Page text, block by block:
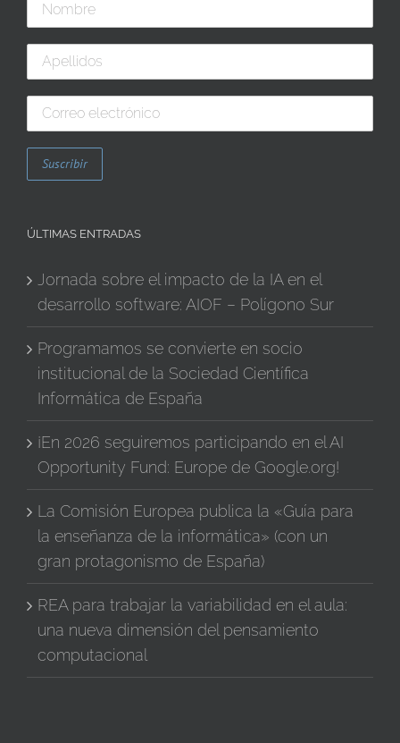
ÚLTIMAS ENTRADAS
Jornada sobre el impacto de la IA en el
desarrollo software: AIOF – Polígono Sur
Programamos se convierte en socio
institucional de la Sociedad Científica
Informática de España
¡En 2026 seguiremos participando en el AI
Opportunity Fund: Europe de Google.org!
La Comisión Europea publica la «Guía para
la enseñanza de la informática» (con un
gran protagonismo de España)
REA para trabajar la variabilidad en el aula:
una nueva dimensión del pensamiento
computacional